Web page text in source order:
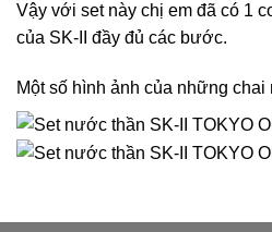
Vậy với set này chị em đã có 1
của SK-II đầy đủ các bước.
Một số hình ảnh của những